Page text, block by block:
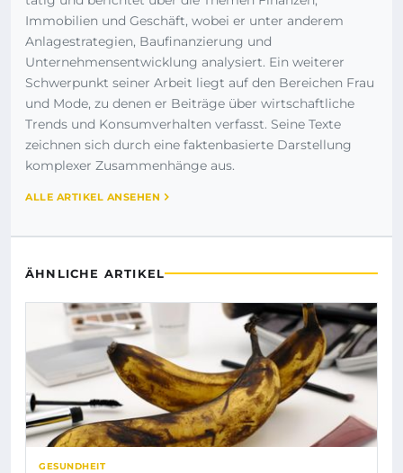
Immobilien und Geschäft, wobei er unter anderem
Anlagestrategien, Baufinanzierung und
Unternehmensentwicklung analysiert. Ein weiterer
Schwerpunkt seiner Arbeit liegt auf den Bereichen Frau
und Mode, zu denen er Beiträge über wirtschaftliche
Trends und Konsumverhalten verfasst. Seine Texte
zeichnen sich durch eine faktenbasierte Darstellung
komplexer Zusammenhänge aus.
ALLE ARTIKEL ANSEHEN
ÄHNLICHE ARTIKEL
GESUNDHEIT